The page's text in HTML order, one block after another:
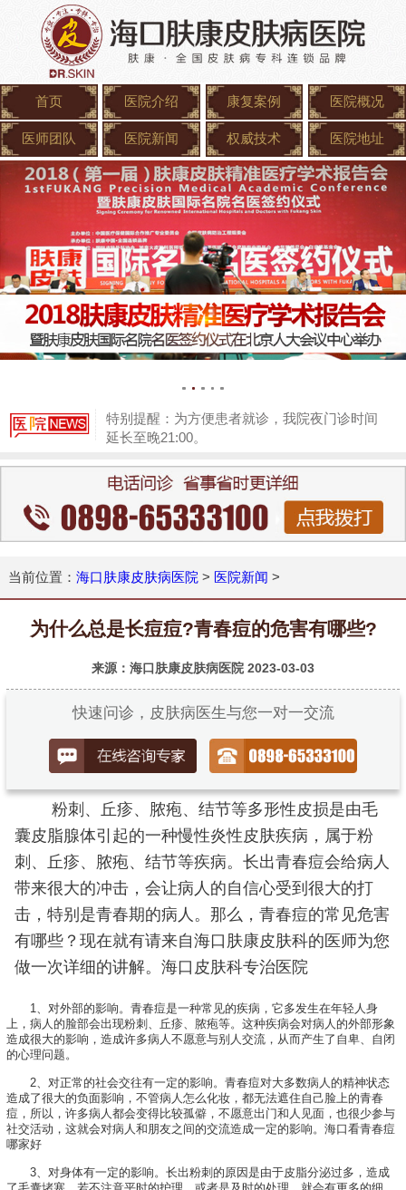
首页 医院介绍 康复案例 医院概况
医师团队 医院新闻 权威技术 医院地址
特别提醒：为方便患者就诊，我院夜门诊时间
延长至晚21:00。
当前位置： 海口肤康皮肤病医院 > 医院新闻 >
为什么总是长痘痘?青春痘的危害有哪些?
来源：海口肤康皮肤病医院 2023-03-03
快速问诊，皮肤病医生与您一对一交流
粉刺、丘疹、脓疱、结节等多形性皮损是由毛
囊皮脂腺体引起的一种慢性炎性皮肤疾病，属于粉
刺、丘疹、脓疱、结节等疾病。长出青春痘会给病人
带来很大的冲击，会让病人的自信心受到很大的打
击，特别是青春期的病人。那么，青春痘的常见危害
有哪些？现在就有请来自海口肤康皮肤科的医师为您
做一次详细的讲解。海口皮肤科专治医院
1、对外部的影响。青春痘是一种常见的疾病，它多发生在年轻人身
上，病人的脸部会出现粉刺、丘疹、脓疱等。这种疾病会对病人的外部形象
造成很大的影响，造成许多病人不愿意与别人交流，从而产生了自卑、自闭
的心理问题。
2、对正常的社会交往有一定的影响。青春痘对大多数病人的精神状态
造成了很大的负面影响，不管病人怎么化妆，都无法遮住自己脸上的青春
痘，所以，许多病人都会变得比较孤僻，不愿意出门和人见面，也很少参与
社交活动，这就会对病人和朋友之间的交流造成一定的影响。海口看青春痘
哪家好
3、对身体有一定的影响。长出粉刺的原因是由于皮脂分泌过多，造成